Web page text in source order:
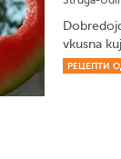
vkusna
РЕЦЕПТИ